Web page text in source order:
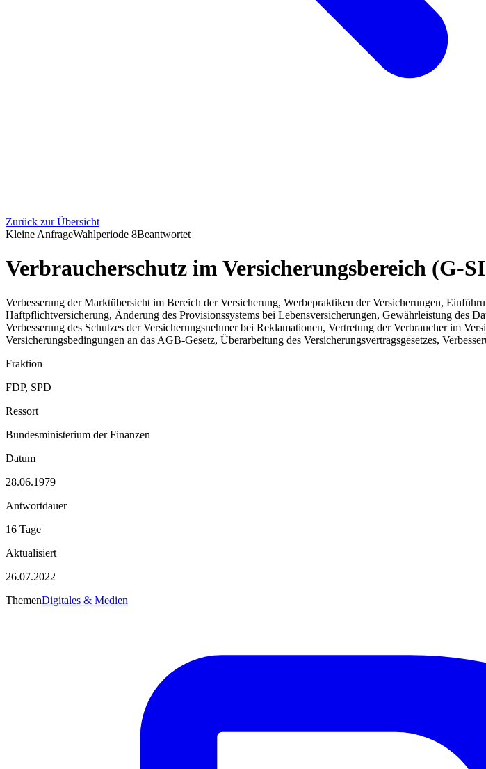
Zurück zur Übersicht
Kleine AnfrageWahlperiode 8Beantwortet
Verbraucherschutz im Versicherungsbereich (G-
Verbesserung der Marktübersicht im Bereich der Versicherung, Werbepraktiken der Versicherungen,
Haftpflichtversicherung, Änderung des Provisionssystems bei Lebensversicherungen, Gewährleistung des
Verbesserung des Schutzes der Versicherungsnehmer bei Reklamationen, Vertretung der Verbraucher im
Versicherungsbedingungen an das AGB-Gesetz, Überarbeitung des Versicherungsvertragsgesetzes,
Fraktion
FDP, SPD
Ressort
Bundesministerium der Finanzen
Datum
28.06.1979
Antwortdauer
16 Tage
Aktualisiert
26.07.2022
ThemenDigitales & Medien